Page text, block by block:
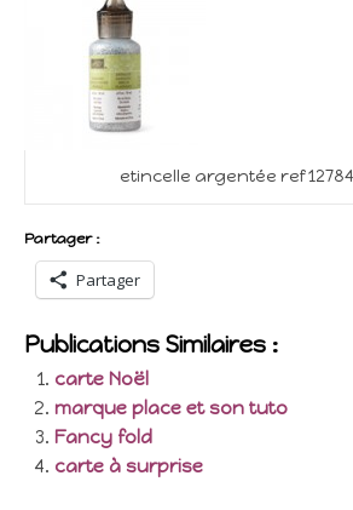
etincelle argentée ref
Partager :
Partager
Publications Similaires :
carte Noël
marque place et son tuto
Fancy fold
carte à surprise